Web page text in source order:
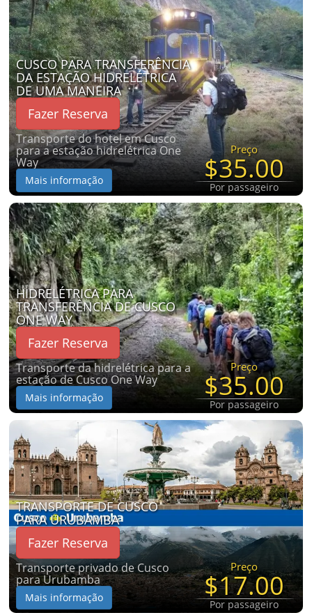
CUSCO PARA TRANSFERÊNCIA
DA ESTAÇÃO HIDRELÉTRICA
DE UMA MANEIRA
Fazer Reserva
Transporte do hotel em Cusco
para a estação hidrelétrica One
Way
Mais informação
Preço
$35.00
Por passageiro
HIDRELÉTRICA PARA
TRANSFERÊNCIA DE CUSCO
ONE WAY
Fazer Reserva
Transporte da hidrelétrica para a
estação de Cusco One Way
Mais informação
Preço
$35.00
Por passageiro
TRANSPORTE DE CUSCO
PARA URUBAMBA
Fazer Reserva
Transporte privado de Cusco
para Urubamba
Mais informação
Preço
$17.00
Por passageiro